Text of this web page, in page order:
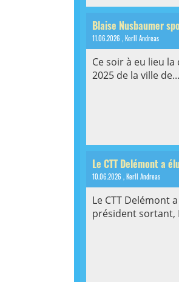
Blaise Nusbaumer
11.06.2026 , Kerll Andreas
Ce soir à eu lieu
2025 de la ville de...
Le CTT Delémont a
10.06.2026 , Kerll Andreas
Le CTT Delémont
président sortant,